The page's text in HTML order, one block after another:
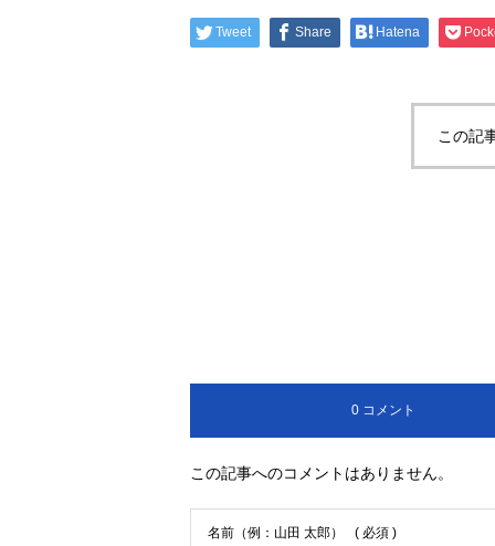
Tweet Share Hatena
この記
0 コメント
この記事へのコメントはありません。
名前（例：山田 太郎） ( 必須 )